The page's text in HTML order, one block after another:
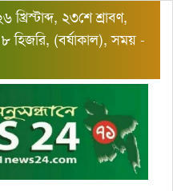
২৩শে শ্রাবণ,
হিজরি, (বর্ষাকাল), সময় -